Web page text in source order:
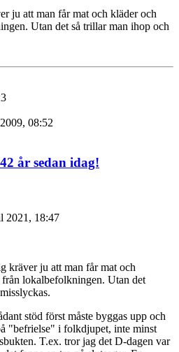
ju att man får mat och kläder och
Utan det så trillar man ihop och
08:52
år sedan idag!
2021, 18:47
kräver ju att man får mat och
lokalbefolkningen. Utan det
stöd först måste byggas upp och
"befrielse" i folkdjupet, inte minst
T.ex. tror jag det D-dagen var